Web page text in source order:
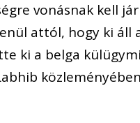
vonásnak kell
attól, hogy ki áll
ki a belga